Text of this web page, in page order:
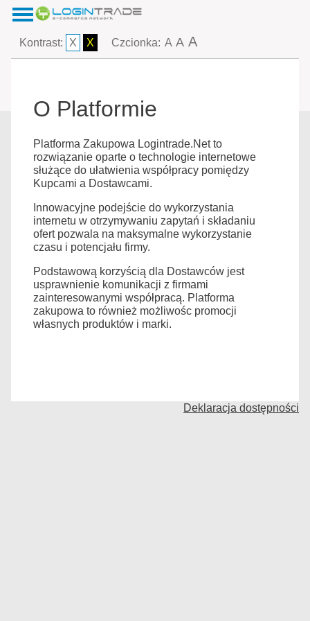
Kontrast: X X Czcionka: A A A
O Platformie
Platforma Zakupowa Logintrade.Net to
rozwiązanie oparte o technologie internetowe
służące do ułatwienia współpracy pomiędzy
Kupcami a Dostawcami.
Innowacyjne podejście do wykorzystania
internetu w otrzymywaniu zapytań i składaniu
ofert pozwala na maksymalne wykorzystanie
czasu i potencjału firmy.
Podstawową korzyścią dla Dostawców jest
usprawnienie komunikacji z firmami
zainteresowanymi współpracą. Platforma
zakupowa to również możliwośc promocji
własnych produktów i marki.
Deklaracja dostępności